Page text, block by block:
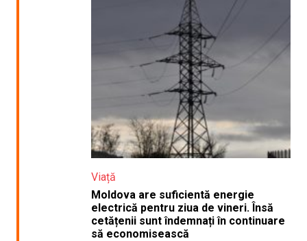
Viață
Moldova are suficientă energie
electrică pentru ziua de vineri. Însă
cetățenii sunt îndemnați în continuare
să economisească